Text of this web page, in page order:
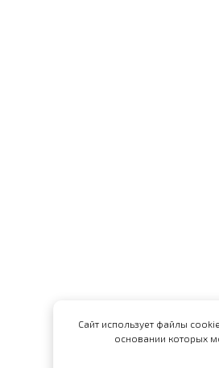
Сайт использует файлы
основании которых